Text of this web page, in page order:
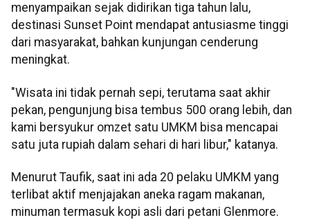
menyampaikan sejak didirikan tiga tahun lalu,
destinasi Sunset Point mendapat antusiasme tinggi
dari masyarakat, bahkan kunjungan cenderung
meningkat.
"Wisata ini tidak pernah sepi, terutama saat akhir
pekan, pengunjung bisa tembus 500 orang lebih, dan
kami bersyukur omzet satu UMKM bisa mencapai
satu juta rupiah dalam sehari di hari libur," katanya.
Menurut Taufik, saat ini ada 20 pelaku UMKM yang
terlibat aktif menjajakan aneka ragam makanan,
minuman termasuk kopi asli dari petani Glenmore.